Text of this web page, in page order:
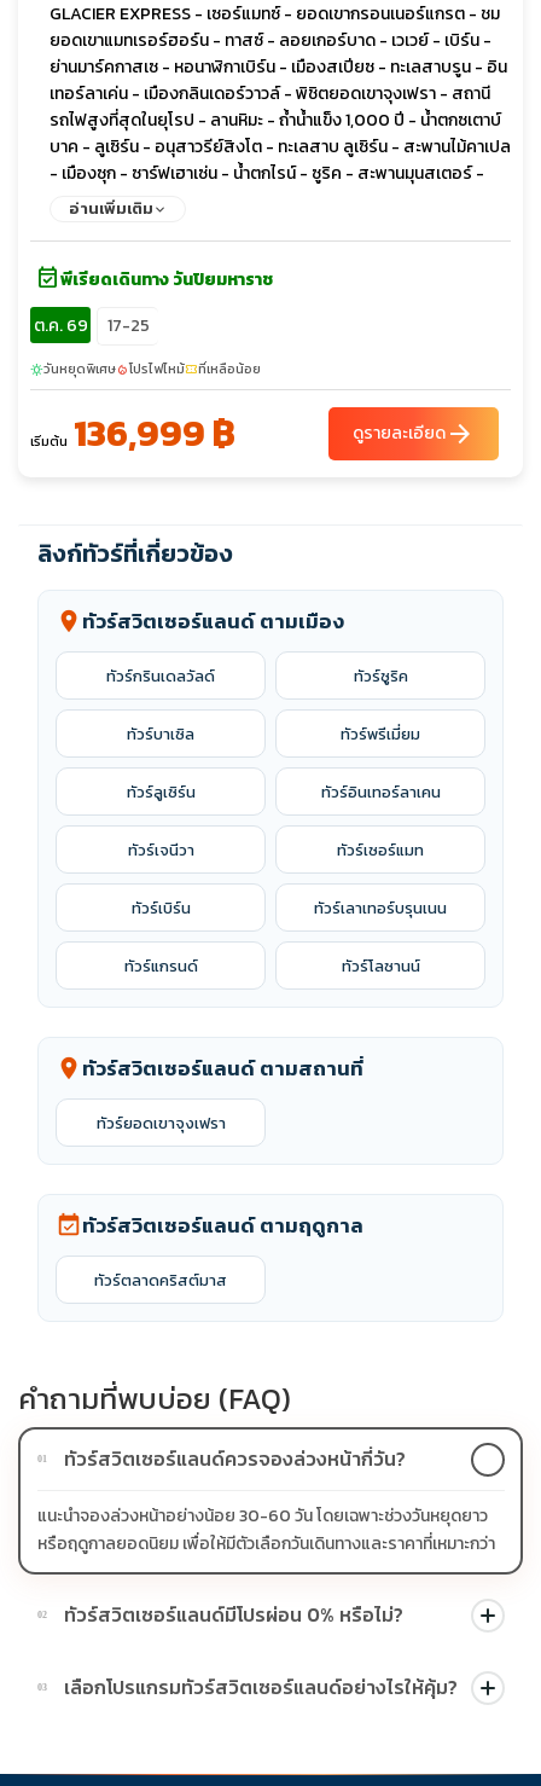
GLACIER EXPRESS - เซอร์แมทซ์ - ยอดเขากรอนเนอร์แกรต - ชม
ยอดเขาแมทเรอร์ฮอร์น - ทาสซ์ - ลอยเกอร์บาด - เวเวย์ - เบิร์น -
ย่านมาร์คกาสเซ - หอนาฬิกาเบิร์น - เมืองสเปียซ - ทะเลสาบรูน - อิน
เทอร์ลาเค่น - เมืองกลินเดอร์วาวล์ - พิชิตยอดเขาจุงเฟรา - สถานี
รถไฟสูงที่สุดในยุโรป - ลานหิมะ - ถ้ำน้ำแข็ง 1,000 ปี - น้ำตกซเตาบ์
บาค - ลูเซิร์น - อนุสาวรีย์สิงโต - ทะเลสาบ ลูเซิร์น - สะพานไม้คาเปล
- เมืองซุก - ซาร์ฟเฮาเซ่น - น้ำตกไรน์ - ซูริค - สะพานมุนสเตอร์ -
ถนนบานโฮฟซตราสเซ่
อ่านเพิ่มเติม
event_availableพีเรียดเดินทาง วันปิยมหาราช
ต.ค. 69
17-25
sunnyวันหยุดพิเศษlocal_fire_departmentโปรไฟไหม้confirmation_numberที่เหลือน้อย
เริ่มต้น 136,999 ฿ ดูรายละเอียดarrow_forward
ลิงก์ทัวร์ที่เกี่ยวข้อง
location_on ทัวร์สวิตเซอร์แลนด์ ตามเมือง
ทัวร์กรินเดลวัลด์ ทัวร์ซูริค
ทัวร์บาเซิล ทัวร์พรีเมี่ยม
ทัวร์ลูเซิร์น ทัวร์อินเทอร์ลาเคน
ทัวร์เจนีวา ทัวร์เซอร์แมท
ทัวร์เบิร์น ทัวร์เลาเทอร์บรุนเนน
ทัวร์แกรนด์ ทัวร์โลซานน์
location_on ทัวร์สวิตเซอร์แลนด์ ตามสถานที่
ทัวร์ยอดเขาจุงเฟรา
event_availableทัวร์สวิตเซอร์แลนด์ ตามฤดูกาล
ทัวร์ตลาดคริสต์มาส
คำถามที่พบบ่อย (FAQ)
01 ทัวร์สวิตเซอร์แลนด์ควรจองล่วงหน้ากี่วัน?
แนะนำจองล่วงหน้าอย่างน้อย 30-60 วัน โดยเฉพาะช่วงวันหยุดยาว
หรือฤดูกาลยอดนิยม เพื่อให้มีตัวเลือกวันเดินทางและราคาที่เหมาะกว่า
02 ทัวร์สวิตเซอร์แลนด์มีโปรผ่อน 0% หรือไม่?
บางโปรแกรมมีโปรผ่อน 0% หรือโปรโมชั่นบัตรเครดิตตามเงื่อนไขที่
บริษัทกำหนด สามารถดูสัญลักษณ์โปรโมชั่นในรายการทัวร์แต่ละ
03 เลือกโปรแกรมทัวร์สวิตเซอร์แลนด์อย่างไรให้คุ้ม?
ช่วงราคา ไม่ควรเทียบจากราคาต่ำสุดเพียงอย่างเดียว